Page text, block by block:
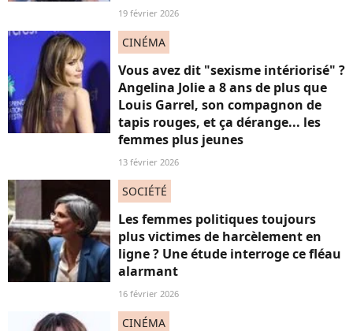
19 février 2026
CINÉMA
Vous avez dit "sexisme intériorisé" ?
Angelina Jolie a 8 ans de plus que
Louis Garrel, son compagnon de
tapis rouges, et ça dérange... les
femmes plus jeunes
13 février 2026
SOCIÉTÉ
Les femmes politiques toujours
plus victimes de harcèlement en
ligne ? Une étude interroge ce fléau
alarmant
16 février 2026
CINÉMA